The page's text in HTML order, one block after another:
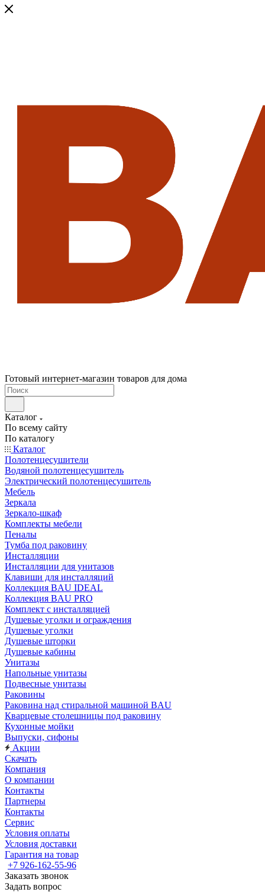
Готовый интернет-магазин товаров для дома
Каталог
По всему сайту
По каталогу
Каталог
Полотенцесушители
Водяной полотенцесушитель
Электрический полотенцесушитель
Мебель
Зеркала
Зеркало-шкаф
Комплекты мебели
Пеналы
Тумба под раковину
Инсталляции
Инсталляции для унитазов
Клавиши для инсталляций
Коллекция BAU IDEAL
Коллекция BAU PRO
Комплект с инсталляцией
Душевые уголки и ограждения
Душевые уголки
Душевые шторки
Душевые кабины
Унитазы
Напольные унитазы
Подвесные унитазы
Раковины
Раковина над стиральной машиной BAU
Кварцевые столешницы под раковину
Кухонные мойки
Выпуски, сифоны
Акции
Скачать
Компания
О компании
Контакты
Партнеры
Контакты
Сервис
Условия оплаты
Условия доставки
Гарантия на товар
+7 926-162-55-96
Заказать звонок
Задать вопрос